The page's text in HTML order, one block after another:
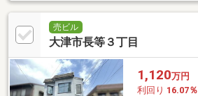
売ビル
大津市長等３丁目
1,120万円
利回り 16.07％